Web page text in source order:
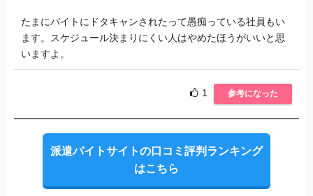
たまにバイトにドタキャンされたって愚痴っている社員もい
ます。スケジュール決まりにくい人はやめたほうがいいと思
いますよ。
1 参考になった
派遣バイトサイトの口コミ評判ランキング
はこちら